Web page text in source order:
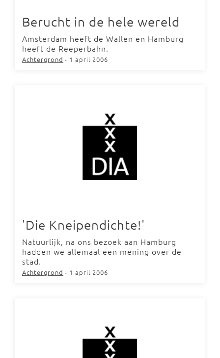
Berucht in de hele wereld
Amsterdam heeft de Wallen en Hamburg
heeft de Reeperbahn.
Achtergrond - 1 april 2006
'Die Kneipendichte!'
Natuurlijk, na ons bezoek aan Hamburg
hadden we allemaal een mening over de
stad.
Achtergrond - 1 april 2006